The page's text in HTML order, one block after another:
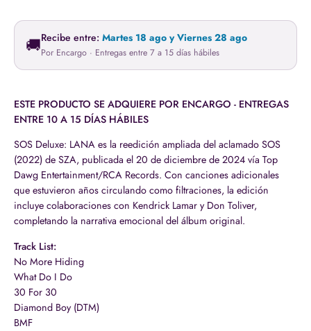
🚚Recibe entre: Martes 18 ago y Viernes 28 ago
Por Encargo · Entregas entre 7 a 15 días hábiles
ESTE PRODUCTO SE ADQUIERE POR ENCARGO - ENTREGAS
ENTRE 10 A 15 DÍAS HÁBILES
SOS Deluxe: LANA es la reedición ampliada del aclamado SOS
(2022) de SZA, publicada el 20 de diciembre de 2024 vía Top
Dawg Entertainment/RCA Records. Con canciones adicionales
que estuvieron años circulando como filtraciones, la edición
incluye colaboraciones con Kendrick Lamar y Don Toliver,
completando la narrativa emocional del álbum original.
Track List:
No More Hiding
What Do I Do
30 For 30
Diamond Boy (DTM)
BMF